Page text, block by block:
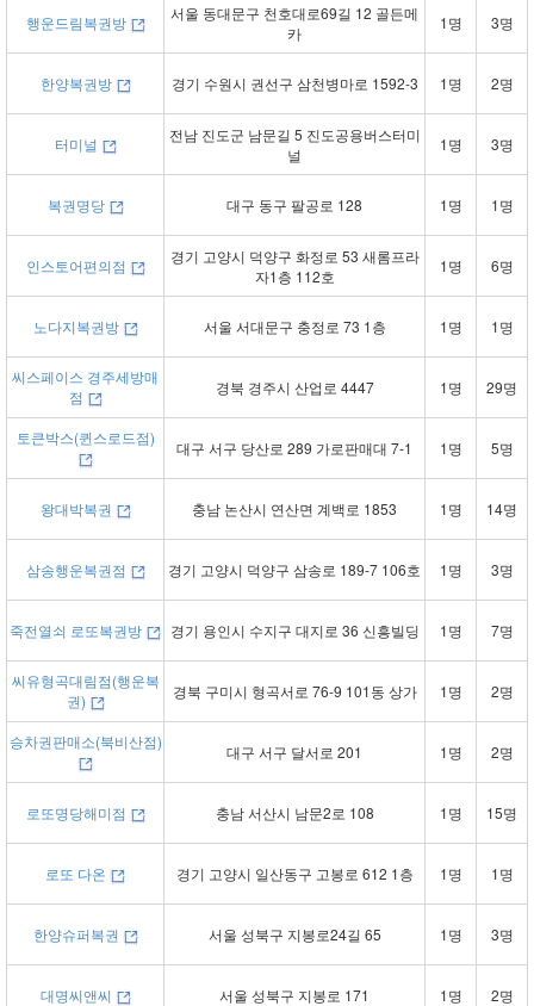
행운드림복권방
서울 동대문구 천호대로69길 12 골든메
카
1명 3명
한양복권방 경기 수원시 권선구 삼천병마로 1592-3 1명 2명
터미널
전남 진도군 남문길 5 진도공용버스터미
널
1명 3명
복권명당 대구 동구 팔공로 128 1명 1명
인스토어편의점
경기 고양시 덕양구 화정로 53 새롬프라
자1층 112호
1명 6명
노다지복권방 서울 서대문구 충정로 73 1층 1명 1명
씨스페이스 경주세방매
점
경북 경주시 산업로 4447 1명 29명
토큰박스(퀸스로드점)
대구 서구 당산로 289 가로판매대 7-1 1명 5명
왕대박복권 충남 논산시 연산면 계백로 1853 1명 14명
삼송행운복권점 경기 고양시 덕양구 삼송로 189-7 106호 1명 3명
죽전열쇠 로또복권방 경기 용인시 수지구 대지로 36 신흥빌딩 1명 7명
씨유형곡대림점(행운복
권)
경북 구미시 형곡서로 76-9 101동 상가 1명 2명
승차권판매소(북비산점)
대구 서구 달서로 201 1명 2명
로또명당해미점 충남 서산시 남문2로 108 1명 15명
로또 다온 경기 고양시 일산동구 고봉로 612 1층 1명 1명
한양슈퍼복권 서울 성북구 지봉로24길 65 1명 3명
대명씨앤씨 서울 성북구 지봉로 171 1명 2명